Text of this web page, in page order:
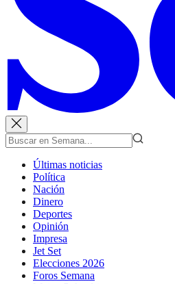
Últimas noticias
Política
Nación
Dinero
Deportes
Opinión
Impresa
Jet Set
Elecciones 2026
Foros Semana